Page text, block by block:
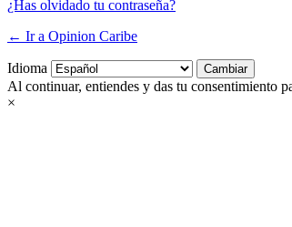
¿Has olvidado tu contraseña?
← Ir a Opinion Caribe
Idioma
Al continuar, entiendes y das tu consentimiento
×